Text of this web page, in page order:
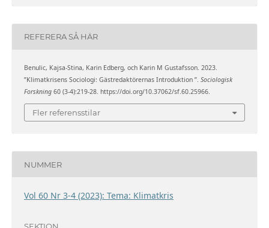
REFERERA SÅ HÄR
Benulic, Kajsa-Stina, Karin Edberg, och Karin M Gustafsson. 2023.
”Klimatkrisens Sociologi: Gästredaktörernas Introduktion ”. Sociologisk
Forskning60 (3-4):219-28. https://doi.org/10.37062/sf.60.25966.
Fler referensstilar
NUMMER
Vol 60 Nr 3-4 (2023): Tema: Klimatkris